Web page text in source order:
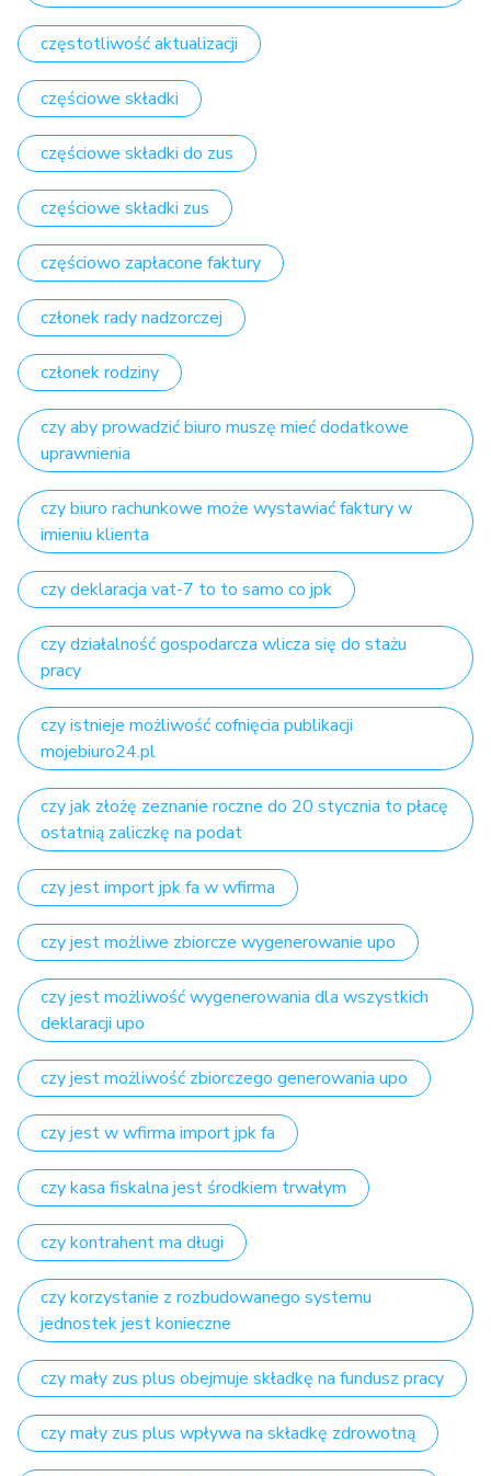
częstotliwość aktualizacji
częściowe składki
częściowe składki do zus
częściowe składki zus
częściowo zapłacone faktury
członek rady nadzorczej
członek rodziny
czy aby prowadzić biuro muszę mieć dodatkowe
uprawnienia
czy biuro rachunkowe może wystawiać faktury w
imieniu klienta
czy deklaracja vat-7 to to samo co jpk
czy działalność gospodarcza wlicza się do stażu
pracy
czy istnieje możliwość cofnięcia publikacji
mojebiuro24.pl
czy jak złożę zeznanie roczne do 20 stycznia to płacę
ostatnią zaliczkę na podat
czy jest import jpk fa w wfirma
czy jest możliwe zbiorcze wygenerowanie upo
czy jest możliwość wygenerowania dla wszystkich
deklaracji upo
czy jest możliwość zbiorczego generowania upo
czy jest w wfirma import jpk fa
czy kasa fiskalna jest środkiem trwałym
czy kontrahent ma długi
czy korzystanie z rozbudowanego systemu
jednostek jest konieczne
czy mały zus plus obejmuje składkę na fundusz pracy
czy mały zus plus wpływa na składkę zdrowotną